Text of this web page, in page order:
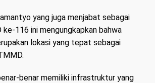
yang juga menjabat sebagai
116 ini mengungkapkan bahwa
lokasi yang tepat sebagai
benar memiliki infrastruktur yang